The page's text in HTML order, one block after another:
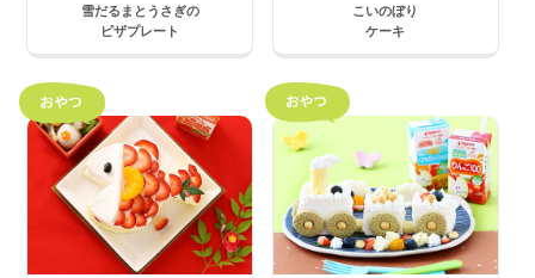
雪だるまとうさぎの
ピザプレート
こいのぼり
ケーキ